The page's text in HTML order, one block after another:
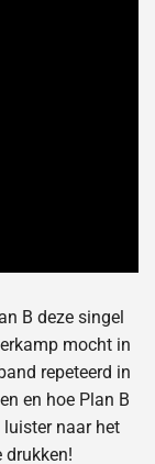
B deze singel
mocht in
repeteerd in
en hoe Plan B
naar het
drukken!